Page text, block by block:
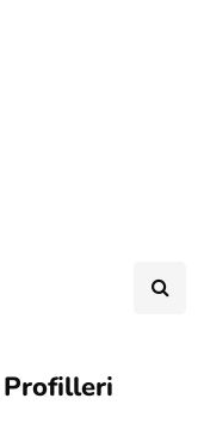
Profilleri